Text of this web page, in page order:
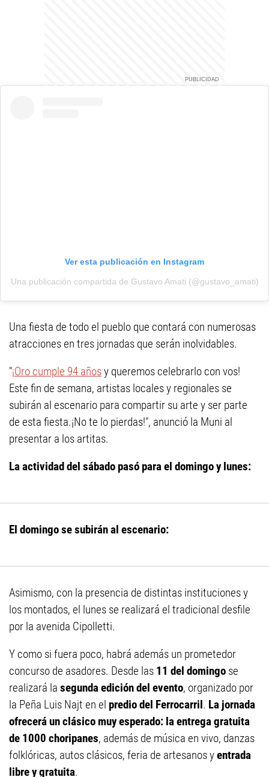
Ver esta publicación en Instagram
Una publicación compartida de Gustavo Amati (@gustavo_amati)
Una fiesta de todo el pueblo que contará con numerosas
atracciones en tres jornadas que serán inolvidables.
"¡Oro cumple 94 añosy queremos celebrarlo con vos!
Este fin de semana, artistas locales y regionales se
subirán al escenario para compartir su arte y ser parte
de esta fiesta.¡No te lo pierdas!", anunció la Muni al
presentar a los artitas.
La actividad del sábado pasó para el domingo y lunes:
El domingo se subirán al escenario:
Asimismo, con la presencia de distintas instituciones y
los montados, el lunes se realizará el tradicional desfile
por la avenida Cipolletti.
Y como si fuera poco, habrá además un prometedor
concurso de asadores. Desde las 11 del domingo se
realizará la segunda edición del evento, organizado por
la Peña Luis Najt en el predio del Ferrocarril. La jornada
ofrecerá un clásico muy esperado: la entrega gratuita
de 1000 choripanes, además de música en vivo, danzas
folklóricas, autos clásicos, feria de artesanos yentrada
libre y gratuita.